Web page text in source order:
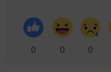
0 0 0